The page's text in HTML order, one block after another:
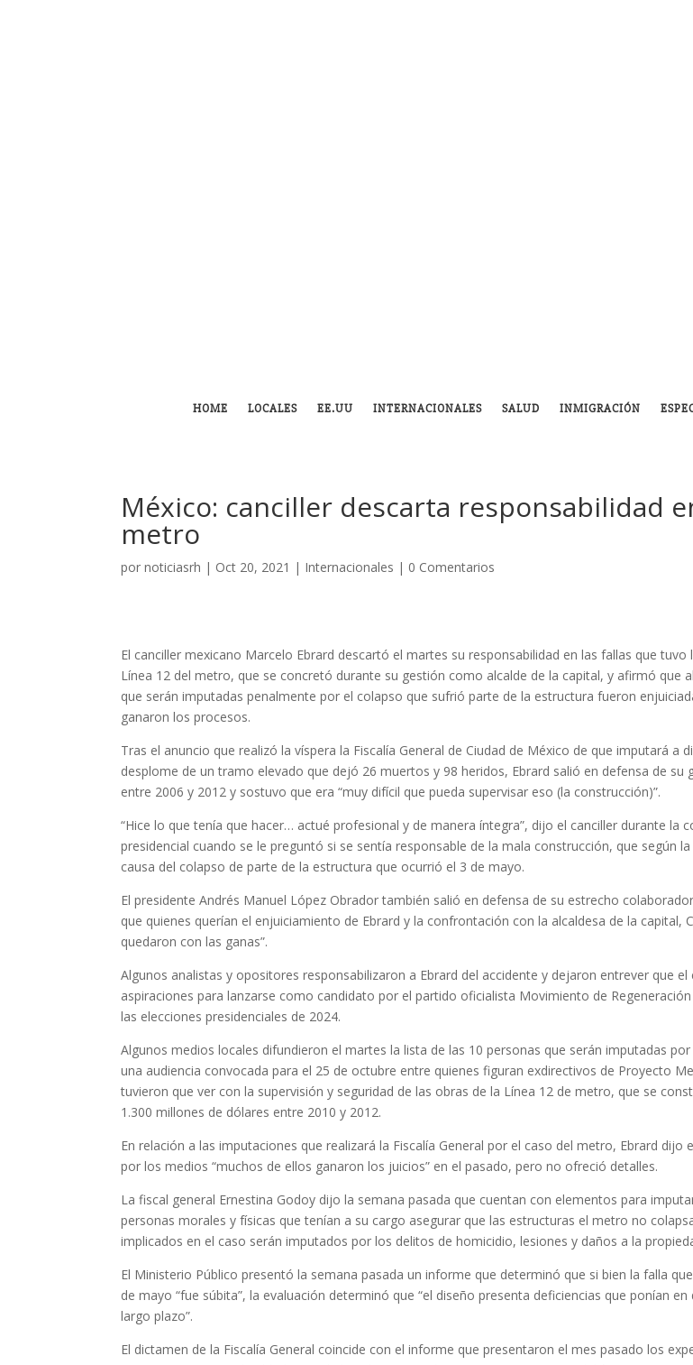
HOME LOCALES EE.UU INTERNACIONALES SALUD INMIGRACIÓN
México: canciller descarta responsabilidad
metro
pornoticiasrh | Oct 20, 2021 | Internacionales | 0 Comentarios
El canciller mexicano Marcelo Ebrard descartó el martes su responsabilidad en las fallas que tuvo
Línea 12 del metro, que se concretó durante su gestión como alcalde de la capital, y afirmó que
que serán imputadas penalmente por el colapso que sufrió parte de la estructura fueron
ganaron los procesos.
Tras el anuncio que realizó la víspera la Fiscalía General de Ciudad de México de que imputará a
desplome de un tramo elevado que dejó 26 muertos y 98 heridos, Ebrard salió en defensa de su
entre 2006 y 2012 y sostuvo que era “muy difícil que pueda supervisar eso (la construcción)”.
“Hice lo que tenía que hacer… actué profesional y de manera íntegra”, dijo el canciller durante la
presidencial cuando se le preguntó si se sentía responsable de la mala construcción, que según
causa del colapso de parte de la estructura que ocurrió el 3 de mayo.
El presidente Andrés Manuel López Obrador también salió en defensa de su estrecho
que quienes querían el enjuiciamiento de Ebrard y la confrontación con la alcaldesa de la capital,
quedaron con las ganas”.
Algunos analistas y opositores responsabilizaron a Ebrard del accidente y dejaron entrever que
aspiraciones para lanzarse como candidato por el partido oficialista Movimiento de
las elecciones presidenciales de 2024.
Algunos medios locales difundieron el martes la lista de las 10 personas que serán imputadas por
una audiencia convocada para el 25 de octubre entre quienes figuran exdirectivos de Proyecto
tuvieron que ver con la supervisión y seguridad de las obras de la Línea 12 de metro, que se
1.300 millones de dólares entre 2010 y 2012.
En relación a las imputaciones que realizará la Fiscalía General por el caso del metro, Ebrard dijo
por los medios “muchos de ellos ganaron los juicios” en el pasado, pero no ofreció detalles.
La fiscal general Ernestina Godoy dijo la semana pasada que cuentan con elementos para
personas morales y físicas que tenían a su cargo asegurar que las estructuras el metro no
implicados en el caso serán imputados por los delitos de homicidio, lesiones y daños a la
El Ministerio Público presentó la semana pasada un informe que determinó que si bien la falla
de mayo “fue súbita”, la evaluación determinó que “el diseño presenta deficiencias que ponían en
largo plazo”.
El dictamen de la Fiscalía General coincide con el informe que presentaron el mes pasado los